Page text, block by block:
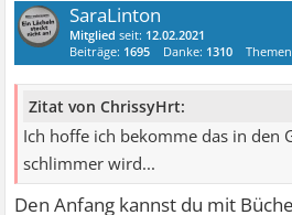
SaraLinton
Mitglied seit: 12.02.2021
Beiträge: 1695 Danke: 1310
Zitat von ChrissyHrt:
Ich hoffe ich bekomme das in den
schlimmer wird...
Den Anfang kannst du mit